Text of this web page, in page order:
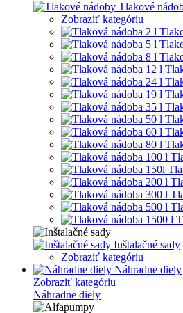
Tlakové
Zobraziť kategóriu
Inštalačné sady
Zobraziť kategóriu
Náhradne diely
Zobraziť kategóriu
Náhradne diely